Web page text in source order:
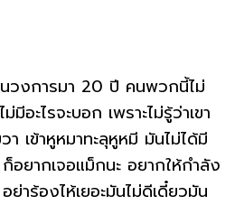
นวงการมา 20 ปี คนพวกนี้ไม่
อะไรจะบอก เพราะไม่รู้ว่าเขา
า เข้าหูหมาทะลุหูหมี มันไม่ได้มี
ก็อยากเจอแม็กนะ อยากให้กำลัง
าร้องไห้เยอะมันไม่ดีเดี๋ยวมัน